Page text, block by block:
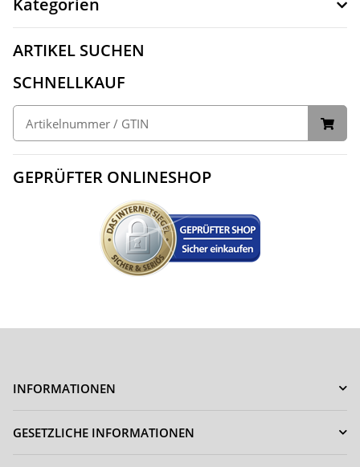
Kategorien
ARTIKEL SUCHEN
SCHNELLKAUF
GEPRÜFTER ONLINESHOP
INFORMATIONEN
GESETZLICHE INFORMATIONEN